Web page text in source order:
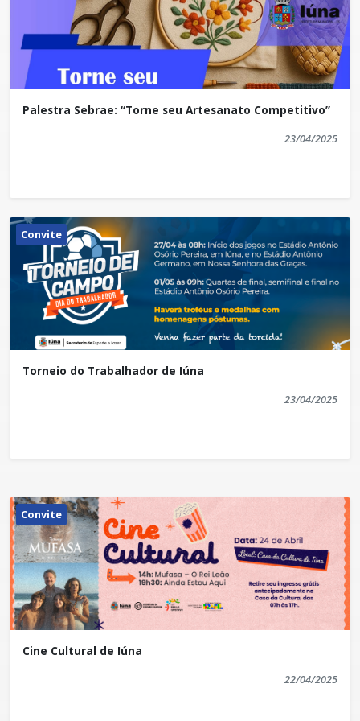
Palestra Sebrae: “Torne seu Artesanato Competitivo”
23/04/2025
Convite
Torneio do Trabalhador de Iúna
23/04/2025
Convite
Cine Cultural de Iúna
22/04/2025